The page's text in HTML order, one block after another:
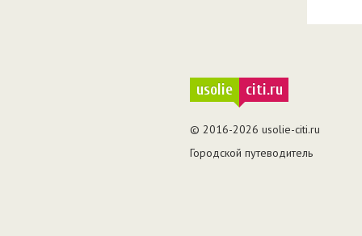
usolie citi.ru
© 2016-2026 usolie-citi.ru
Городской путеводитель